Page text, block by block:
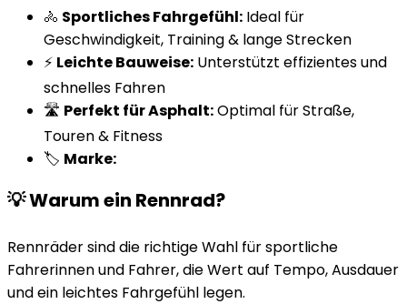
🚴 Sportliches Fahrgefühl: Ideal für
Geschwindigkeit, Training & lange Strecken
⚡ Leichte Bauweise: Unterstützt effizientes und
schnelles Fahren
🛣️ Perfekt für Asphalt:Optimal für Straße,
Touren & Fitness
🏷️ Marke:
💡 Warum ein Rennrad?
Rennräder sind die richtige Wahl für sportliche
Fahrerinnen und Fahrer, die Wert auf Tempo, Ausdauer
und ein leichtes Fahrgefühl legen.